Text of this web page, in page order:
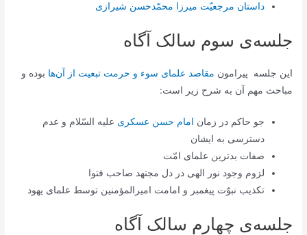
داستان مرجعیّت میرزا محمّدحسن شیرازی
جلسه‌ی سوم سالک آگاه
این جلسه پیرامون مقاصد علمای سوء و حرمت تبعیت از آن‌ها بوده و
مباحث مهم آن به شرح زیر است:
جو حاکم در زمان امام حسن عسکری علیه السّلام و عدم
دسترسی به ایشان
صفات بدترین علمای امّت
لزوم وجود نور الهی در دل مجتهد صاحب فتوا
تکذیب نبوّت پیغمبر و امامت امیرالمؤمنین توسط علمای یهود
جلسه‌ی چهارم سالک آگاه